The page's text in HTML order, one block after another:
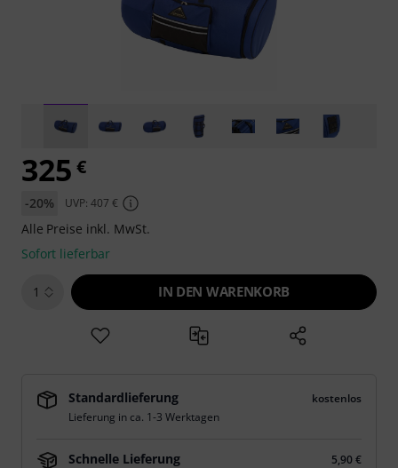
325 €
-20% UVP: 407 €
Alle Preise inkl. MwSt.
Sofort lieferbar
1 IN DEN WARENKORB
Standardlieferung
kostenlos
Lieferung in ca. 1-3 Werktagen
Schnelle Lieferung
5,90 €